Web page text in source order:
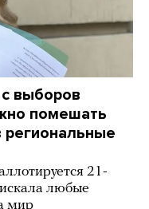
выборов
помешать
региональные
21-
любые
мир